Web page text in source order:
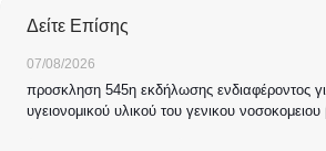
Δείτε Επίσης
07/08/2026
προσκληση 545η εκδήλωσης ενδιαφέροντος
υγειονομικού υλικού του γενικου νοσοκομειου